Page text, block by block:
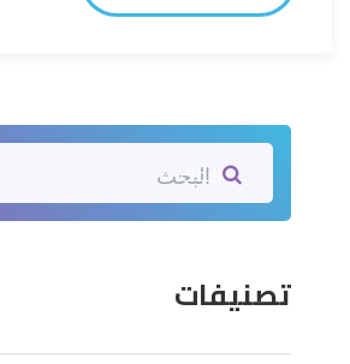
البحث
تصنيفات